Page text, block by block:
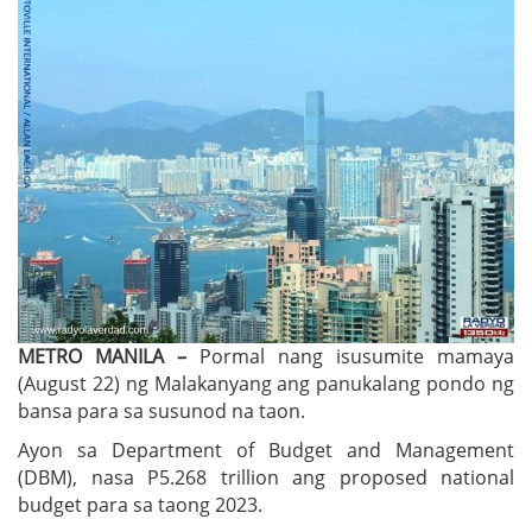
METRO MANILA – Pormal nang isusumite mamaya
(August 22) ng Malakanyang ang panukalang pondo ng
bansa para sa susunod na taon.
Ayon sa Department of Budget and Management
(DBM), nasa P5.268 trillion ang proposed national
budget para sa taong 2023.